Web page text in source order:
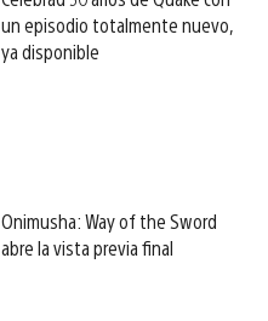
un episodio totalmente nuevo,
ya disponible
Onimusha: Way of the Sword
abre la vista previa final